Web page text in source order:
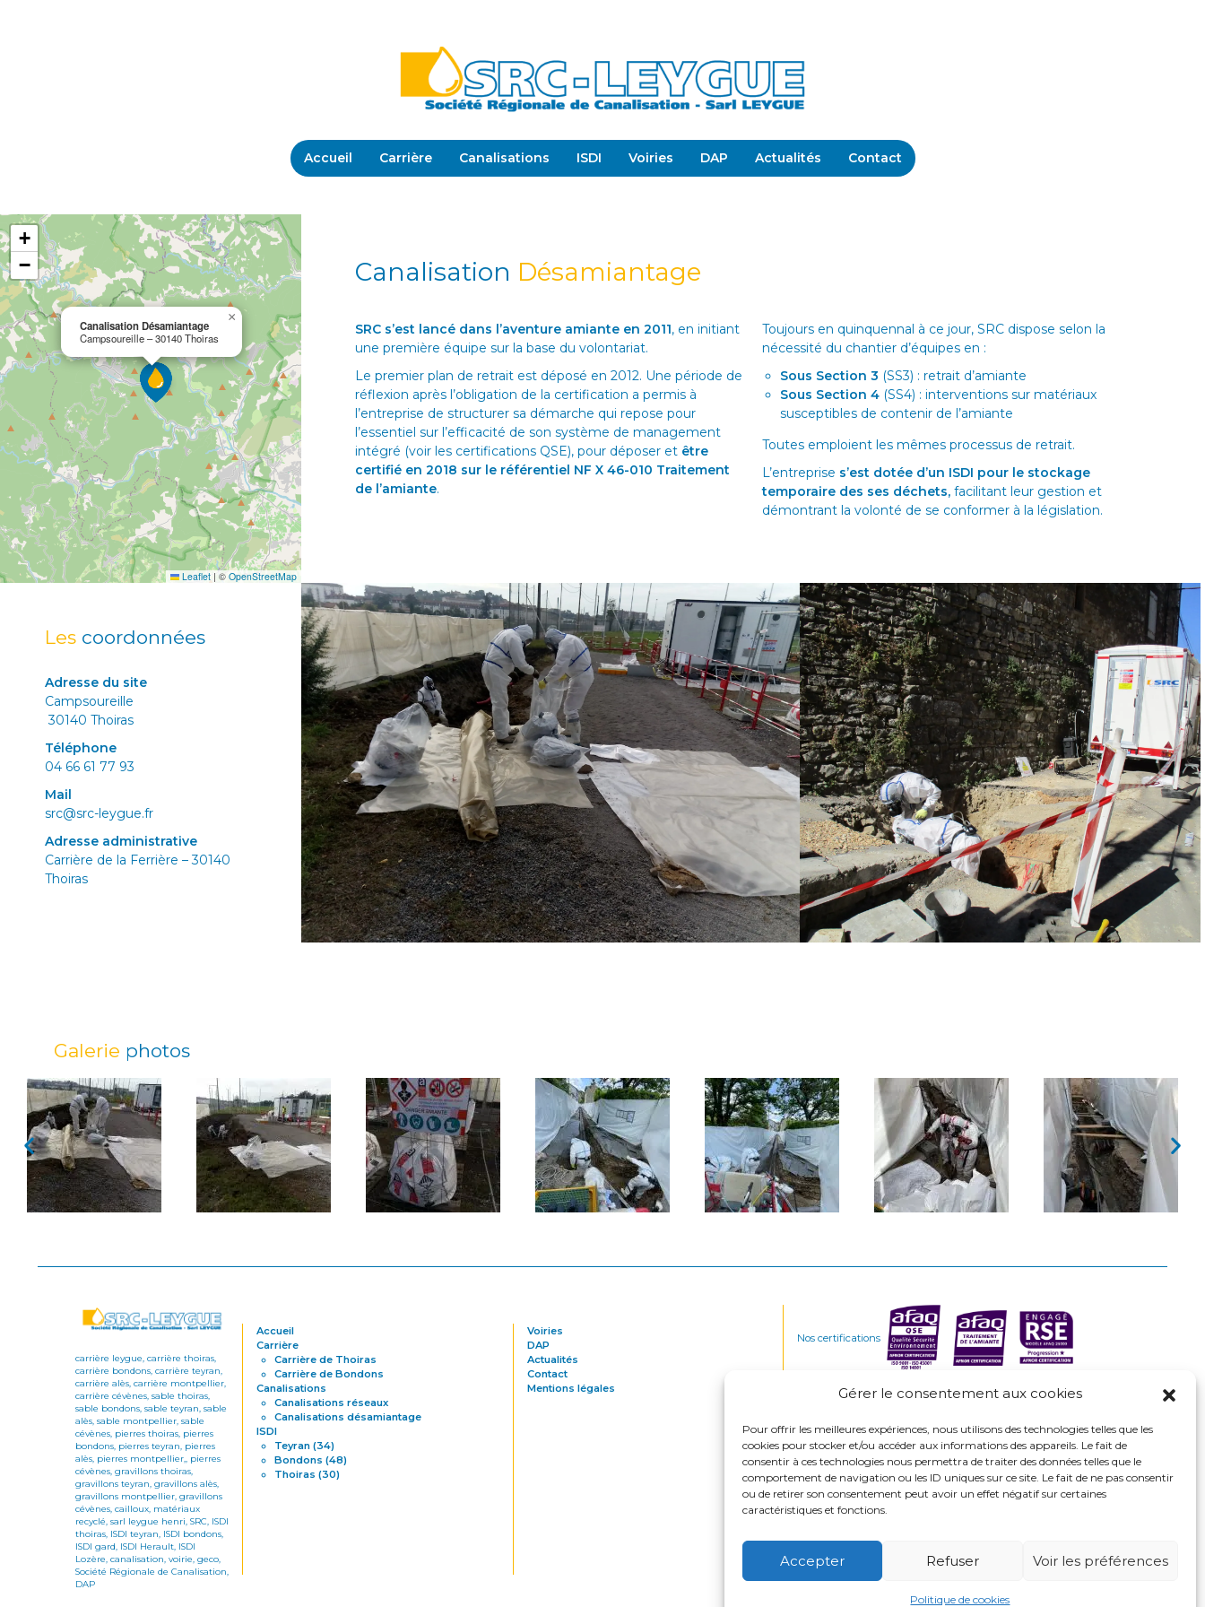
Gérer le consentement aux cookies
Pour offrir les meilleures expériences, nous utilisons des technologies telles que les
cookies pour stocker et/ou accéder aux informations des appareils. Le fait de
consentir à ces technologies nous permettra de traiter des données telles que le
comportement de navigation ou les ID uniques sur ce site. Le fait de ne pas consentir
ou de retirer son consentement peut avoir un effet négatif sur certaines
caractéristiques et fonctions.
Accepter Refuser Voir les préférences
Politique de cookies
Accueil Carrière Canalisations ISDI Voiries DAP Actualités Contact
Canalisation Désamiantage
Campsoureille – 30140 Thoiras
×
+
−
Leaflet | © OpenStreetMap
Canalisation Désamiantage
SRC s’est lancé dans l’aventure amiante en 2011, en initiant
une première équipe sur la base du volontariat.
Le premier plan de retrait est déposé en 2012. Une période de
réflexion après l’obligation de la certification a permis à
l’entreprise de structurer sa démarche qui repose pour
l’essentiel sur l’efficacité de son système de management
intégré (voir les certifications QSE), pour déposer et être
certifié en 2018 sur le référentiel NF X 46-010 Traitement
de l’amiante.
Toujours en quinquennal à ce jour, SRC dispose selon la
nécessité du chantier d’équipes en :
Sous Section 3 (SS3) : retrait d’amiante
Sous Section 4 (SS4) : interventions sur matériaux
susceptibles de contenir de l’amiante
Toutes emploient les mêmes processus de retrait.
L’entreprise s’est dotée d’un ISDI pour le stockage
temporaire des ses déchets, facilitant leur gestion et
démontrant la volonté de se conformer à la législation.
Les coordonnées
Adresse du site
Campsoureille
30140 Thoiras
Téléphone
04 66 61 77 93
Mail
src@src-leygue.fr
Adresse administrative
Carrière de la Ferrière – 30140
Thoiras
Galerie photos
carrière leygue, carrière thoiras,
carrière bondons, carrière teyran,
carrière alès, carrière montpellier,
carrière cévènes, sable thoiras,
sable bondons, sable teyran, sable
alès, sable montpellier, sable
cévènes, pierres thoiras, pierres
bondons, pierres teyran, pierres
alès, pierres montpellier,, pierres
cévènes, gravillons thoiras,
gravillons teyran, gravillons alès,
gravillons montpellier, gravillons
cévènes, cailloux, matériaux
recyclé, sarl leygue henri, SRC, ISDI
thoiras, ISDI teyran, ISDI bondons,
ISDI gard, ISDI Herault, ISDI
Lozère, canalisation, voirie, geco,
Société Régionale de Canalisation,
DAP
Accueil
Carrière
Carrière de Thoiras
Carrière de Bondons
Canalisations
Canalisations réseaux
Canalisations désamiantage
ISDI
Teyran (34)
Bondons (48)
Thoiras (30)
Voiries
DAP
Actualités
Contact
Mentions légales
Nos certifications
Nos labels